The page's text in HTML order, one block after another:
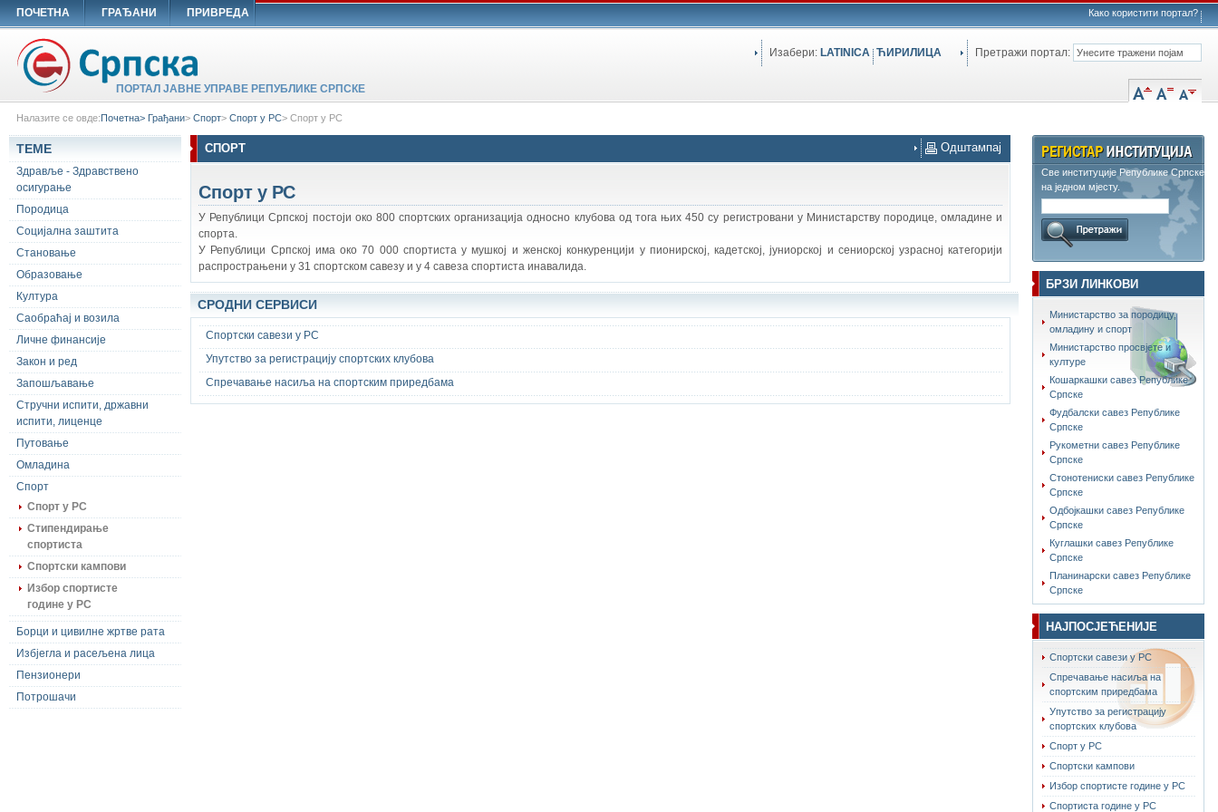
ПОЧЕТНА ГРАЂАНИ ПРИВРЕДА Како користити портал?
ПОРТАЛ ЈАВНЕ УПРАВЕ РЕПУБЛИКЕ СРПСКЕ
Изабери: LATINICA ЋИРИЛИЦА Претражи портал:
Налазите се овде:Почетна> Грађани> Спорт> Спорт у РС> Спорт у РС
СПОРТ Одштампај
Спорт у РС
У Републици Српској постоји око 800 спортских организација односно клубова од тога њих 450 су регистровани у Министарству породице, омладине и
спорта.
У Републици Српској има око 70 000 спортиста у мушкој и женској конкуренцији у пионирској, кадетској, јуниорској и сениорској узрасној категорији
распрострањени у 31 спортском савезу и у 4 савеза спортиста инавалида.
СРОДНИ СЕРВИСИ
Спортски савези у РС
Упутство за регистрацију спортских клубова
Спречавање насиља на спортским приредбама
ТЕМЕ
Здравље - Здравствено
осигурање
Породица
Социјална заштита
Становање
Образовање
Култура
Саобраћај и возила
Личне финансије
Закон и ред
Запошљавање
Стручни испити, државни
испити, лиценце
Путовање
Омладина
Спорт
Спорт у РС
Стипендирање
спортиста
Спортски кампови
Избор спортисте
године у РС
Борци и цивилне жртве рата
Избјегла и расељена лица
Пензионери
Потрошачи
Све институције Републике Српске
на једном мјесту.
БРЗИ ЛИНКОВИ
Министарство за породицу,
омладину и спорт
Министарство просвјете и
културе
Кошаркашки савез Републике
Српске
Фудбалски савез Републике
Српске
Рукометни савез Републике
Српске
Стонотениски савез Републике
Српске
Одбојкашки савез Републике
Српске
Куглашки савез Републике
Српске
Планинарски савез Републике
Српске
НАЈПОСЈЕЋЕНИЈЕ
Спортски савези у РС
Спречавање насиља на
спортским приредбама
Упутство за регистрацију
спортских клубова
Спорт у РС
Спортски кампови
Избор спортисте године у РС
Спортиста године у РС